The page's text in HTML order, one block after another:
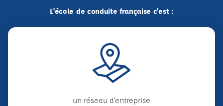
L'école de conduite française c'est :
un réseau d'entreprise